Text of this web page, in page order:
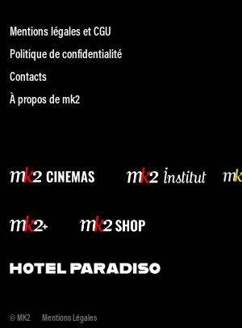
Mentions légales et CGU
Politique de confidentialité
Contacts
À propos de mk2
© MK2 Mentions Légales